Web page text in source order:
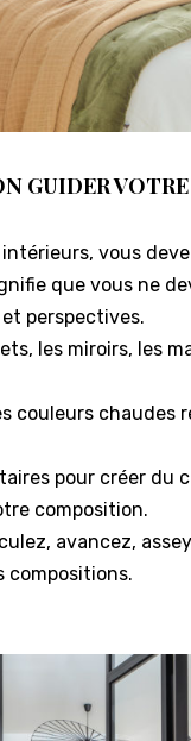
GUIDER VOTRE
vous
que vous ne
perspectives.
les miroirs, les
couleurs chaudes
pour créer du
composition.
avancez,
compositions.